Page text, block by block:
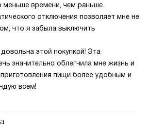
меньше времени, чем раньше.
отключения позволяет мне не
что я забыла выключить
этой покупкой! Эта
значительно облегчила мне жизнь и
пищи более удобным и
всем!